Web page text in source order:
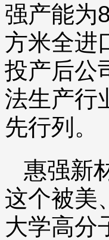
强产能为
方米全进
投产后公
法生产行
先行列。
惠强新
这个被美
大学高分